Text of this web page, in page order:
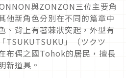
與ZONZON三位主要角
他新角色分別在不同的篇章中
、背上有著棘狀突起，外型有
TSUKUTSUKU」（ツクツ
布偶之國Tohok的居民，擅長
新道具。